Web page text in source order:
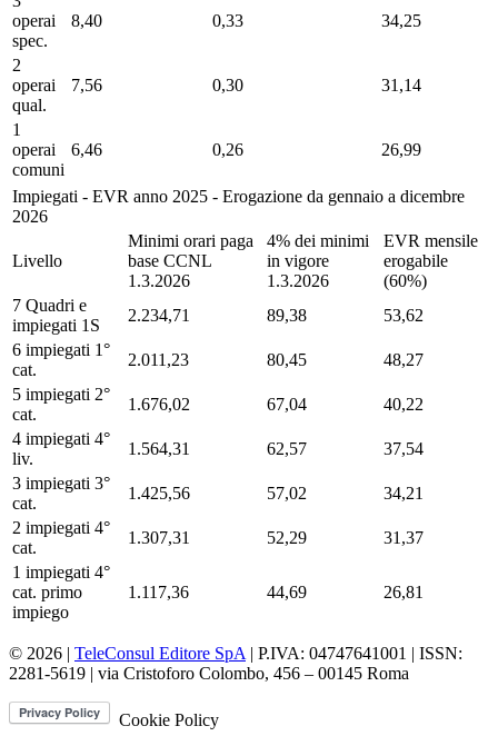
operai
spec.
8,40 0,33 34,25
2
operai
qual.
7,56 0,30 31,14
1
operai
comuni
6,46 0,26 26,99
Impiegati - EVR anno 2025 - Erogazione da gennaio a dicembre
2026
Livello
Minimi orari paga
base CCNL
1.3.2026
4% dei minimi
in vigore
1.3.2026
EVR mensile
erogabile
(60%)
7 Quadri e
impiegati 1S
2.234,71 89,38
53,62
6 impiegati 1°
cat.
2.011,23 80,45
48,27
5 impiegati 2°
cat.
1.676,02 67,04
40,22
4 impiegati 4°
liv.
1.564,31 62,57
37,54
3 impiegati 3°
cat.
1.425,56 57,02
34,21
2 impiegati 4°
cat.
1.307,31 52,29
31,37
1 impiegati 4°
cat. primo
impiego
1.117,36 44,69 26,81
© 2026 | TeleConsul Editore SpA | P.IVA: 04747641001 | ISSN:
2281-5619 | via Cristoforo Colombo, 456 – 00145 Roma
Cookie Policy